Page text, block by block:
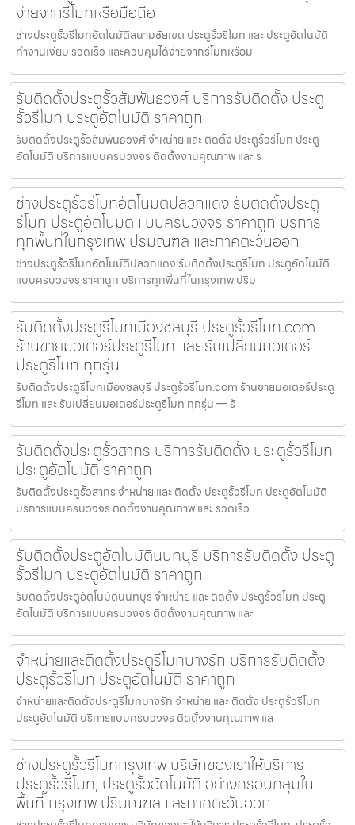
ง่ายจากรีโมทหรือมือถือ
ช่างประตูรั้วรีโมทอัตโนมัติสนามชัยเขต ประตูรั้วรีโมท และ ประตูอัตโนมัติ
ทำงานเงียบ รวดเร็ว และควบคุมได้ง่ายจากรีโมทหรือม
รับติดตั้งประตูรั้วสัมพันธวงศ์ บริการรับติดตั้ง ประตู
รั้วรีโมท ประตูอัตโนมัติ ราคาถูก
รับติดตั้งประตูรั้วสัมพันธวงศ์ จำหน่าย และ ติดตั้ง ประตูรั้วรีโมท ประตู
อัตโนมัติ บริการแบบครบวงจร ติดตั้งงานคุณภาพ และ ร
ช่างประตูรั้วรีโมทอัตโนมัติปลวกแดง รับติดตั้งประตู
รีโมท ประตูอัตโนมัติ แบบครบวงจร ราคาถูก บริการ
ทุกพื้นที่ในกรุงเทพ ปริมณฑล และภาคตะวันออก
ช่างประตูรั้วรีโมทอัตโนมัติปลวกแดง รับติดตั้งประตูรีโมท ประตูอัตโนมัติ
แบบครบวงจร ราคาถูก บริการทุกพื้นที่ในกรุงเทพ ปริม
รับติดตั้งประตูรีโมทเมืองชลบุรี ประตูรั้วรีโมท.com
ร้านขายมอเตอร์ประตูรีโมท และ รับเปลี่ยนมอเตอร์
ประตูรีโมท ทุกรุ่น
รับติดตั้งประตูรีโมทเมืองชลบุรี ประตูรั้วรีโมท.com ร้านขายมอเตอร์ประตู
รีโมท และ รับเปลี่ยนมอเตอร์ประตูรีโมท ทุกรุ่น — รั
รับติดตั้งประตูรั้วสาทร บริการรับติดตั้ง ประตูรั้วรีโมท
ประตูอัตโนมัติ ราคาถูก
รับติดตั้งประตูรั้วสาทร จำหน่าย และ ติดตั้ง ประตูรั้วรีโมท ประตูอัตโนมัติ
บริการแบบครบวงจร ติดตั้งงานคุณภาพ และ รวดเร็ว
รับติดตั้งประตูอัตโนมัตินนทบุรี บริการรับติดตั้ง ประตู
รั้วรีโมท ประตูอัตโนมัติ ราคาถูก
รับติดตั้งประตูอัตโนมัตินนทบุรี จำหน่าย และ ติดตั้ง ประตูรั้วรีโมท ประตู
อัตโนมัติ บริการแบบครบวงจร ติดตั้งงานคุณภาพ และ
จำหน่ายและติดตั้งประตูรีโมทบางรัก บริการรับติดตั้ง
ประตูรั้วรีโมท ประตูอัตโนมัติ ราคาถูก
จำหน่ายและติดตั้งประตูรีโมทบางรัก จำหน่าย และ ติดตั้ง ประตูรั้วรีโมท
ประตูอัตโนมัติ บริการแบบครบวงจร ติดตั้งงานคุณภาพ แล
ช่างประตูรั้วรีโมทกรุงเทพ บริษัทของเราให้บริการ
ประตูรั้วรีโมท, ประตูรั้วอัตโนมัติ อย่างครอบคลุมใน
พื้นที่ กรุงเทพ ปริมณฑล และภาคตะวันออก